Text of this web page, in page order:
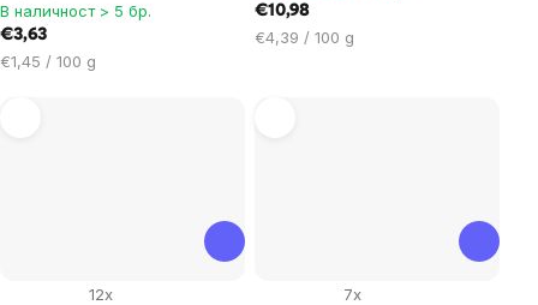
В наличност > 5 бр.
€3,63
Цена
€1,45 / 100 g
€10,98
Цена
€4,39 / 100 g
12x 7x